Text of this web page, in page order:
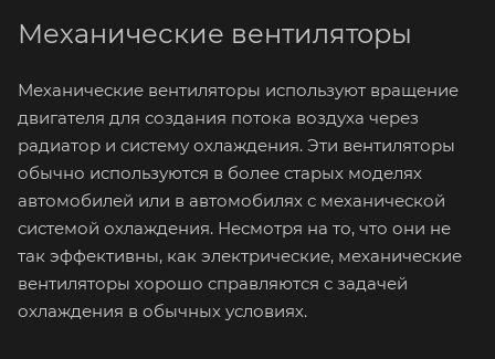
Механические вентиляторы
Механические вентиляторы используют вращение
двигателя для создания потока воздуха через
радиатор и систему охлаждения. Эти вентиляторы
обычно используются в более старых моделях
автомобилей или в автомобилях с механической
системой охлаждения. Несмотря на то, что они не
так эффективны, как электрические, механические
вентиляторы хорошо справляются с задачей
охлаждения в обычных условиях.